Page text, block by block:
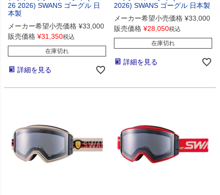
26 2026) SWANS ゴーグル 日
本製
メーカー希望小売価格 ¥33,000
販売価格 ¥31,350税込
在庫切れ
詳細を見る
2026) SWANS ゴーグル 日本製
メーカー希望小売価格 ¥33,000
販売価格 ¥28,050税込
在庫切れ
詳細を見る